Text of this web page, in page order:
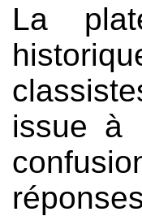
La
issue à